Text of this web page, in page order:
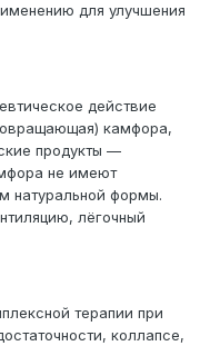
для улучшения
действие
камфора,
продукты —
не имеют
натуральной формы.
лёгочный
терапии при
коллапсе,